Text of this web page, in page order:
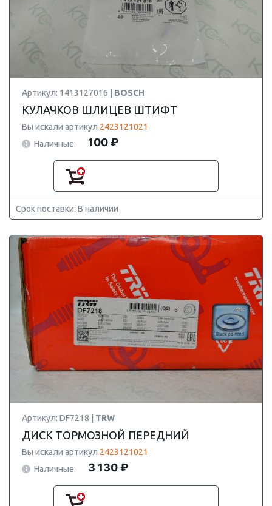
Артикул: 1413127016 | BOSCH
КУЛАЧКОВ ШЛИЦЕВ ШТИФТ
Вы искали артикул 2423121021
Наличные:
100 ₽
Срок поставки: В наличии
Артикул: DF7218 | TRW
ДИСК ТОРМОЗНОЙ ПЕРЕДНИЙ
Вы искали артикул 2423121021
Наличные:
3 130 ₽